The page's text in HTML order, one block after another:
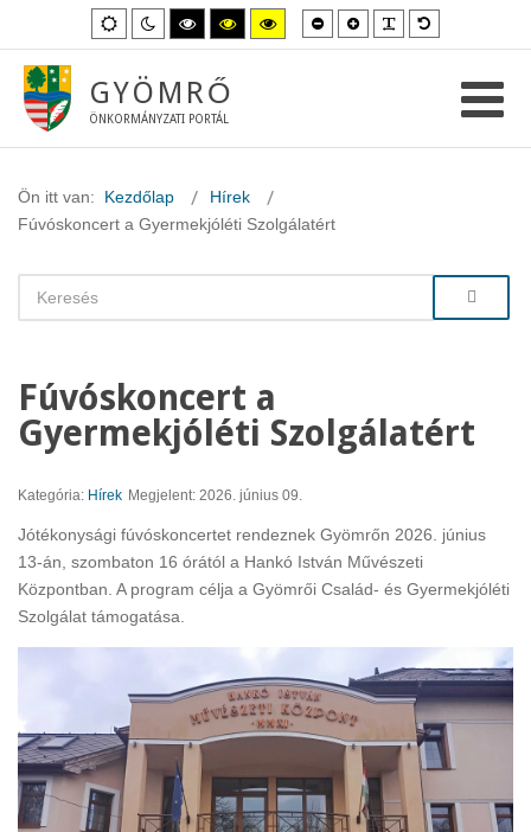
Alapértelmezett
mód
Éjszakai
mód
Magas
kontraszt
fekete-
mód.
Magas
kontraszt
fekete-
Magas
kontraszt
sárga-
Kisebb
betűméret
Nagyobb
betűméret
GYÖMRŐ
ÖNKORMÁNYZATI PORTÁL
Ön itt van: Kezdőlap
Hírek
Fúvóskoncert a Gyermekjóléti Szolgálatért
Fúvóskoncert a
Gyermekjóléti Szolgálatért
Kategória: Hírek Megjelent: 2026. június 09.
Jótékonysági fúvóskoncertet rendeznek Gyömrőn 2026. június
13-án, szombaton 16 órától a Hankó István Művészeti
Központban. A program célja a Gyömrői Család- és Gyermekjóléti
Szolgálat támogatása.